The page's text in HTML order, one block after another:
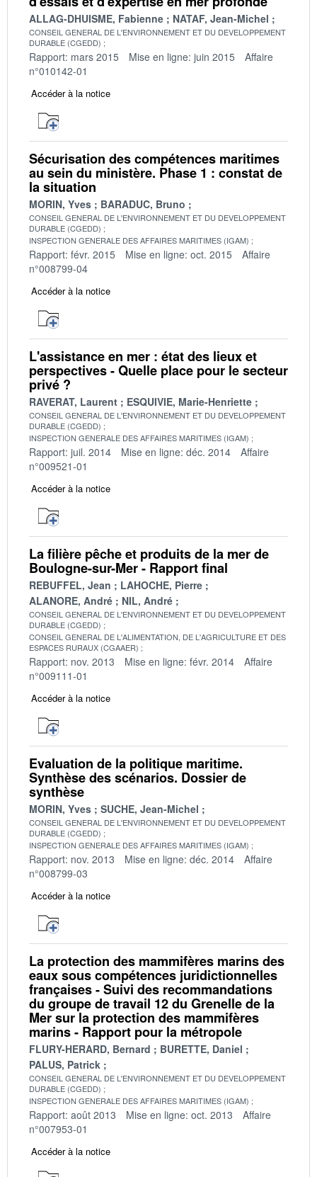
ALLAG-DHUISME, Fabienne NATAF, Jean-Michel
CONSEIL GENERAL DE L'ENVIRONNEMENT ET DU DEVELOPPEMENT
DURABLE (CGEDD)
Rapport: mars 2015 Mise en ligne: juin 2015
Affaire
n°010142-01
Accéder à la notice
Sécurisation des compétences maritimes
au sein du ministère. Phase 1 : constat de
la situation
MORIN, Yves BARADUC, Bruno
CONSEIL GENERAL DE L'ENVIRONNEMENT ET DU DEVELOPPEMENT
DURABLE (CGEDD)
INSPECTION GENERALE DES AFFAIRES MARITIMES (IGAM)
Rapport: févr. 2015 Mise en ligne: oct. 2015
Affaire
n°008799-04
Accéder à la notice
L'assistance en mer : état des lieux et
perspectives - Quelle place pour le secteur
privé ?
RAVERAT, Laurent ESQUIVIE, Marie-Henriette
CONSEIL GENERAL DE L'ENVIRONNEMENT ET DU DEVELOPPEMENT
DURABLE (CGEDD)
INSPECTION GENERALE DES AFFAIRES MARITIMES (IGAM)
Rapport: juil. 2014 Mise en ligne: déc. 2014
Affaire
n°009521-01
Accéder à la notice
La filière pêche et produits de la mer de
Boulogne-sur-Mer - Rapport final
REBUFFEL, Jean
LAHOCHE, Pierre
ALANORE, André
NIL, André
CONSEIL GENERAL DE L'ENVIRONNEMENT ET DU DEVELOPPEMENT
DURABLE (CGEDD)
CONSEIL GENERAL DE L'ALIMENTATION, DE L'AGRICULTURE ET DES
ESPACES RURAUX (CGAAER)
Rapport: nov. 2013 Mise en ligne: févr. 2014
Affaire
n°009111-01
Accéder à la notice
Evaluation de la politique maritime.
Synthèse des scénarios. Dossier de
synthèse
MORIN, Yves SUCHE, Jean-Michel
CONSEIL GENERAL DE L'ENVIRONNEMENT ET DU DEVELOPPEMENT
DURABLE (CGEDD)
INSPECTION GENERALE DES AFFAIRES MARITIMES (IGAM)
Rapport: nov. 2013 Mise en ligne: déc. 2014
Affaire
n°008799-03
Accéder à la notice
La protection des mammifères marins des
eaux sous compétences juridictionnelles
françaises - Suivi des recommandations
du groupe de travail 12 du Grenelle de la
Mer sur la protection des mammifères
marins - Rapport pour la métropole
FLURY-HERARD, Bernard
BURETTE, Daniel
PALUS, Patrick
CONSEIL GENERAL DE L'ENVIRONNEMENT ET DU DEVELOPPEMENT
DURABLE (CGEDD)
INSPECTION GENERALE DES AFFAIRES MARITIMES (IGAM)
Rapport: août 2013 Mise en ligne: oct. 2013
Affaire
n°007953-01
Accéder à la notice